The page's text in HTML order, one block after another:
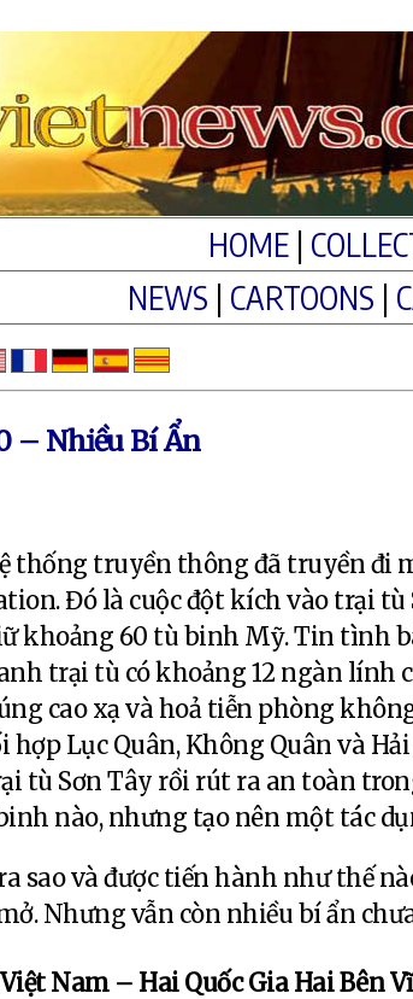
HOME |
NEWS | CARTOONS |
– Nhiều Bí Ẩn
thống truyền thông đã truyền đi
Đó là cuộc đột kích vào trại tù
khoảng 60 tù binh Mỹ. Tin tình
trại tù có khoảng 12 ngàn lính
cao xạ và hoả tiễn phòng
Lục Quân, Không Quân và
tù Sơn Tây rồi rút ra an toàn
nào, nhưng tạo nên một tác
sao và được tiến hành như thế
Nhưng vẫn còn nhiều bí ẩn
Nam – Hai Quốc Gia Hai Bên